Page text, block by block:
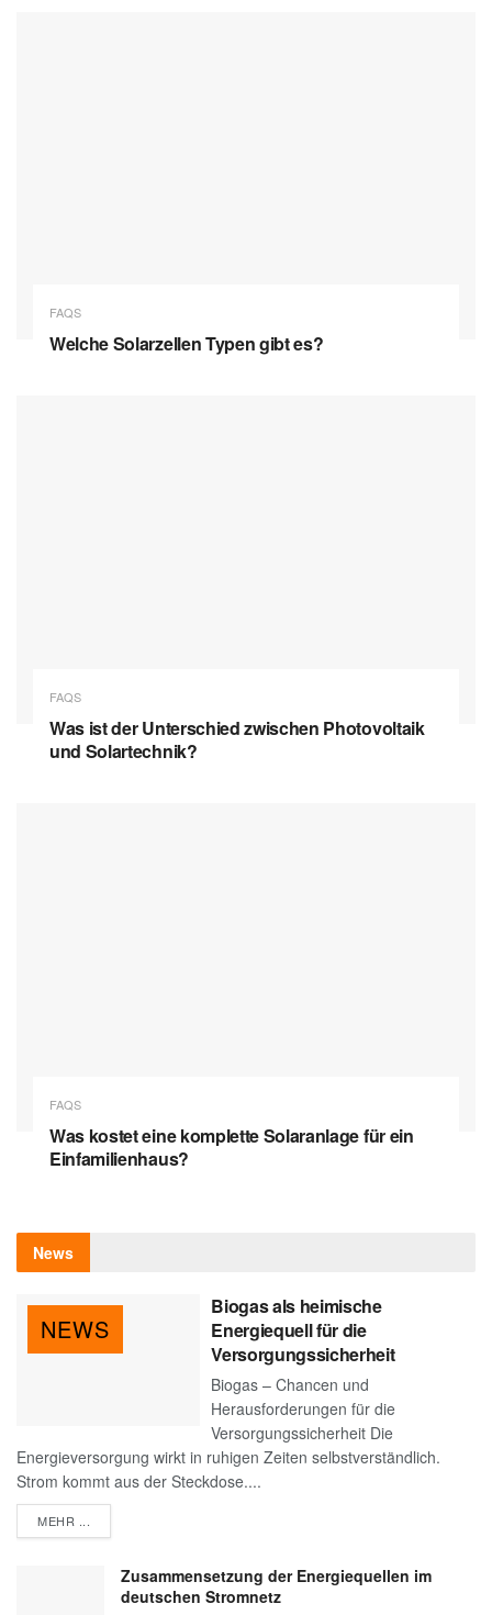
FAQS
Welche Solarzellen Typen gibt es?
FAQS
Was ist der Unterschied zwischen Photovoltaik
und Solartechnik?
FAQS
Was kostet eine komplette Solaranlage für ein
Einfamilienhaus?
News
NEWS
Biogas als heimische
Energiequell für die
Versorgungssicherheit
Biogas – Chancen und
Herausforderungen für die
Versorgungssicherheit Die
Energieversorgung wirkt in ruhigen Zeiten selbstverständlich.
Strom kommt aus der Steckdose....
MEHR ...
Zusammensetzung der Energiequellen im
deutschen Stromnetz